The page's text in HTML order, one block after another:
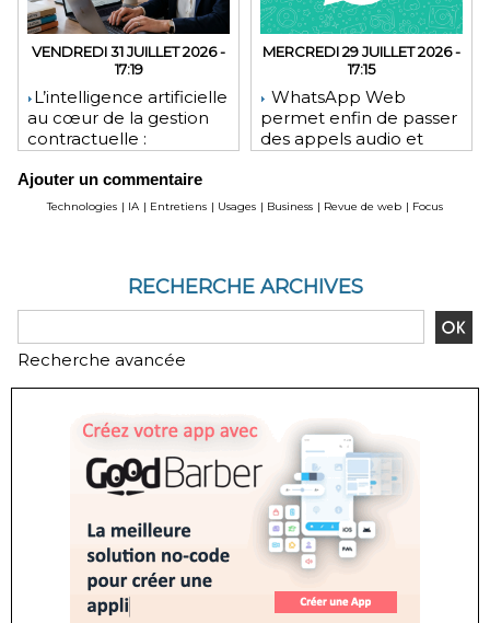
VENDREDI 31 JUILLET 2026 -
17:19
​L’intelligence artificielle
au cœur de la gestion
contractuelle :
pour les juristes ?
MERCREDI 29 JUILLET 2026 -
17:15
WhatsApp Web
permet enfin de passer
des appels audio et
Ajouter un commentaire
Technologies | IA | Entretiens | Usages | Business | Revue de web | Focus
RECHERCHE ARCHIVES
Recherche avancée